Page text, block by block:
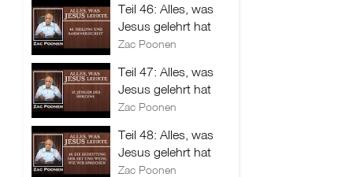
Teil 46: Alles, was
Jesus gelehrt hat
Zac Poonen
Teil 47: Alles, was
Jesus gelehrt hat
Zac Poonen
Teil 48: Alles, was
Jesus gelehrt hat
Zac Poonen